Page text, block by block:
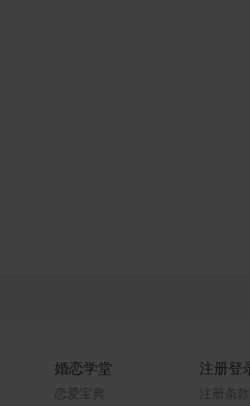
婚恋学堂
恋爱宝典
注册登
注册条款